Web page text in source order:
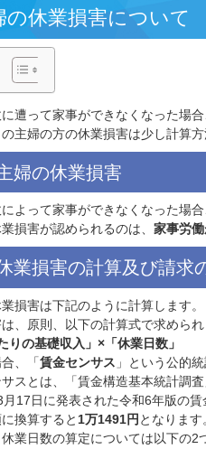
須賀の交通事故弁護士による
主婦の休業損害に
目次
通事故に遭って家事ができな
だ、この主婦の方の休業損害
1 主婦の休業損害
通事故によって家事ができな
婦の休業損害が認められるのは
2 休業損害の計算及
婦の休業損害は下記のように
業損害は、原則、以下の計算
1日あたりの基礎収入」×「休